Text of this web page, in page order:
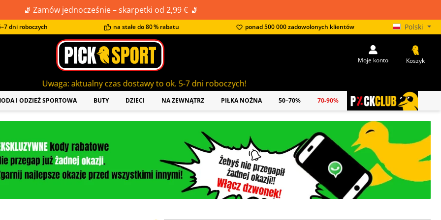
🧦 Zamów jednocześnie – skarpetki od 2,99 € 🧦
dni roboczych na stałe do 80 % rabatu ponad 500 000 zadowolonych klientów Polski
aktualny czas dostawy to ok. 5-7 dni roboczych!
Moje konto Koszyk
I ODZIEŻ SPORTOWA BUTY DZIECI NA ZEWNĄTRZ PIŁKA NOŻNA 50–70% 70-90% PICKCLUB